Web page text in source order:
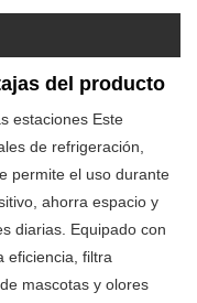
del producto
estaciones Este
de refrigeración,
permite el uso durante
ahorra espacio y
diarias. Equipado con
eficiencia, filtra
mascotas y olores